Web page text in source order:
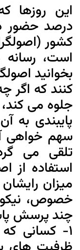
این روزها
درصد حضور
کشور
است،
بخوانید
کنند که اگر
جلوه می
پایبندی به
سهم خواهی
تلقی می
استفاده از
میزان
خصوص، نیکو
چند پرسش
1- کسانی